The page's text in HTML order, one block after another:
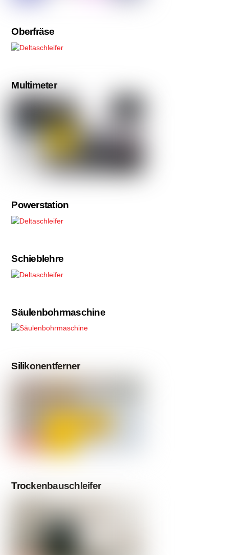
Oberfräse
Multimeter
Powerstation
Schieblehre
Säulenbohrmaschine
Silikonentferner
Trockenbauschleifer